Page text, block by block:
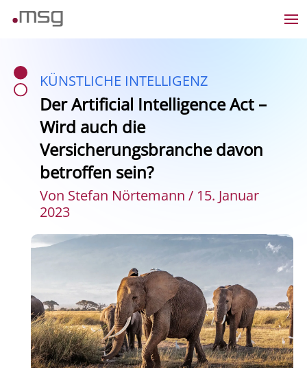
KÜNSTLICHE INTELLIGENZ
Der Artificial Intelligence Act –
Wird auch die
Versicherungsbranche davon
betroffen sein?
Von Stefan Nörtemann / 15. Januar
2023